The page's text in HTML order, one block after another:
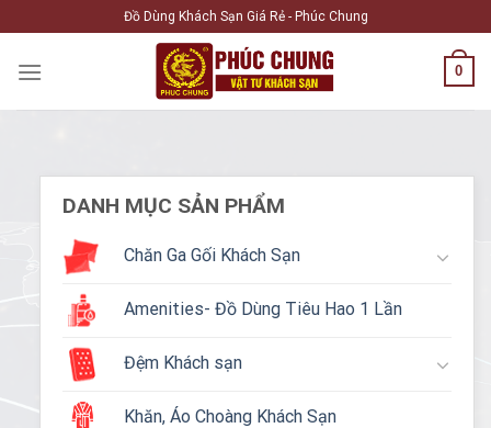
to
content
Đồ Dùng Khách Sạn Giá Rẻ - Phúc Chung
0
DANH MỤC SẢN PHẨM
Chăn Ga Gối Khách Sạn
Amenities- Đồ Dùng Tiêu Hao 1 Lần
Đệm Khách sạn
Khăn, Áo Choàng Khách Sạn